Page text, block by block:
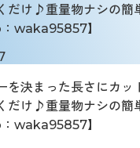
だけ♪重量物ナシの簡
waka95857】
を決まった長さにカッ
だけ♪重量物ナシの簡
waka95857】